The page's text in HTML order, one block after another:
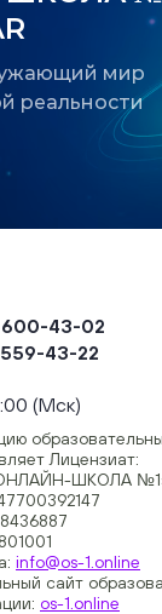
мир
реальности
43-02
43-22
(Мск)
Лицензиат:
ШКОЛА
info@os-1.online
сайт
os-1.online